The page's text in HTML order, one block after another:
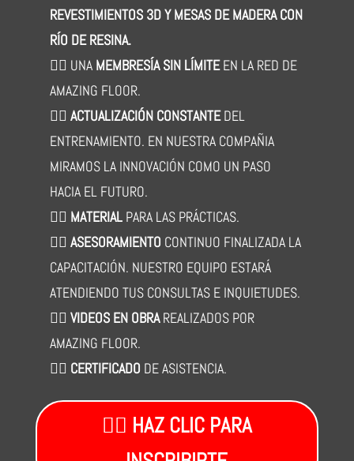
REVESTIMIENTOS 3D Y MESAS DE MADERA CON
RÍO DE RESINA.
👉🏻 UNA MEMBRESÍA SIN LÍMITEEN LA RED DE
AMAZING FLOOR.
👉🏻 ACTUALIZACIÓN CONSTANTEDEL
ENTRENAMIENTO. EN NUESTRA COMPAÑIA
MIRAMOS LA INNOVACIÓN COMO UN PASO
HACIA EL FUTURO.
👉🏻 MATERIALPARA LAS PRÁCTICAS.
👉🏻 ASESORAMIENTO CONTINUO FINALIZADA LA
CAPACITACIÓN. NUESTRO EQUIPO ESTARÁ
ATENDIENDO TUS CONSULTAS E INQUIETUDES.
👉🏻 VIDEOS EN OBRAREALIZADOS POR
AMAZING FLOOR.
👉🏻 CERTIFICADO DE ASISTENCIA.
👉🏼 HAZ CLIC PARA